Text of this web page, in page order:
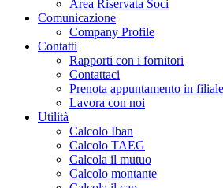
Area Riservata Soci
Comunicazione
Company Profile
Contatti
Rapporti con i fornitori
Contattaci
Prenota appuntamento in filiale
Lavora con noi
Utilità
Calcolo Iban
Calcolo TAEG
Calcola il mutuo
Calcolo montante